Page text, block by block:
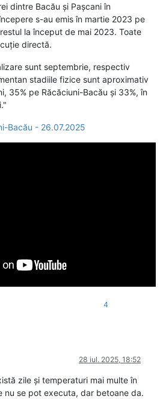
dintre Bacău și Pașcani în
s-au emis în martie 2023 pe
la început de mai 2023. Toate
directă.
sunt septembrie, respectiv
stadiile fizice sunt aproximativ
35% pe Răcăciuni-Bacău și 33%, în
Bacău - 26.07.2025
4
28 iul. 2025, 18:52
zile și temperaturi mai multe în
nu se pot executa, dar betoane da.